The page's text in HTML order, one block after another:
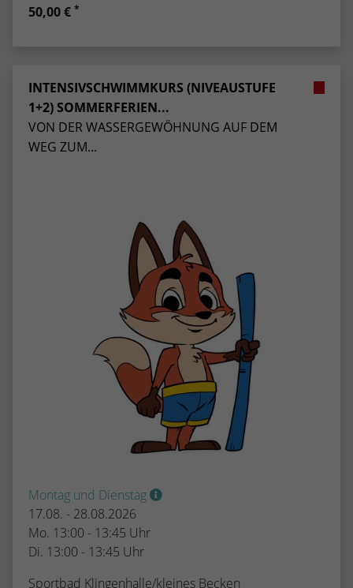
50,00 € *
INTENSIVSCHWIMMKURS (NIVEAUSTUFE
1+2) SOMMERFERIEN...
VON DER WASSERGEWÖHNUNG AUF DEM
WEG ZUM...
Montag und Dienstag
17.08. - 28.08.2026
Mo. 13:00 - 13:45 Uhr
Di. 13:00 - 13:45 Uhr
Sportbad Klingenhalle/kleines Becken